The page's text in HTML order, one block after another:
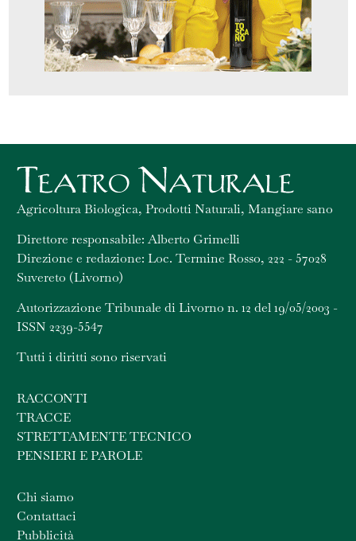
Agricoltura Biologica, Prodotti Naturali, Mangiare sano
Direttore responsabile: Alberto Grimelli
Direzione e redazione: Loc. Termine Rosso, 222 - 57028
Suvereto (Livorno)
Autorizzazione Tribunale di Livorno n. 12 del 19/05/2003 -
ISSN 2239-5547
Tutti i diritti sono riservati
RACCONTI
TRACCE
STRETTAMENTE TECNICO
PENSIERI E PAROLE
Chi siamo
Contattaci
Pubblicità